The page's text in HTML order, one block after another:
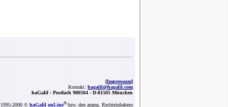
[Impressum]
Kontakt:hagalil@hagalil.com
haGalil -Postfach 900504 - D-81505 München
1995-2006 ©haGalil onLine®bzw. den angeg. Rechteinhabern